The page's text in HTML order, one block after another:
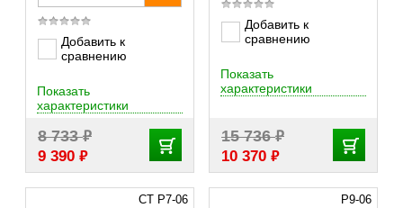
Добавить к
сравнению
8 733₽
9 390 ₽
Показать
характеристики
Добавить к
сравнению
15 736₽
10 370 ₽
Показать
характеристики
СТ Р7-06 Р9-06